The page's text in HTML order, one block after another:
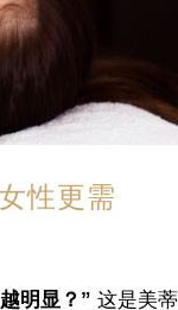
性更需
明显？” 这是美蒂